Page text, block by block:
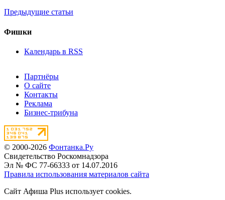
Предыдущие статьи
Фишки
Календарь в RSS
Партнёры
О сайте
Контакты
Реклама
Бизнес-трибуна
© 2000-2026 Фонтанка.Ру
Свидетельство Роскомнадзора
Эл № ФС 77-66333 от 14.07.2016
Правила использования материалов сайта
Сайт Афиша Plus использует cookies.